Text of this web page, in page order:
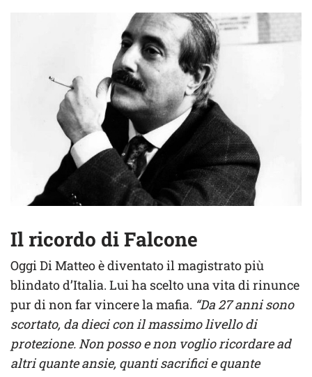
Il ricordo di Falcone
Oggi Di Matteo è diventato il magistrato più
blindato d’Italia. Lui ha scelto una vita di rinunce
pur di non far vincere la mafia. “Da 27 anni sono
scortato, da dieci con il massimo livello di
protezione. Non posso e non voglio ricordare ad
altri quante ansie, quanti sacrifici e quante